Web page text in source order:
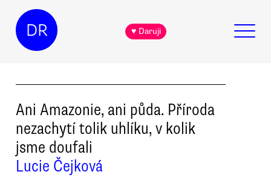
DR ♥ Daruji
Ani Amazonie, ani půda. Příroda
nezachytí tolik uhlíku, v kolik
jsme doufali
Lucie Čejková